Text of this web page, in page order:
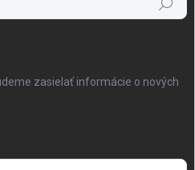
Hľadať
zasielať informácie o nových